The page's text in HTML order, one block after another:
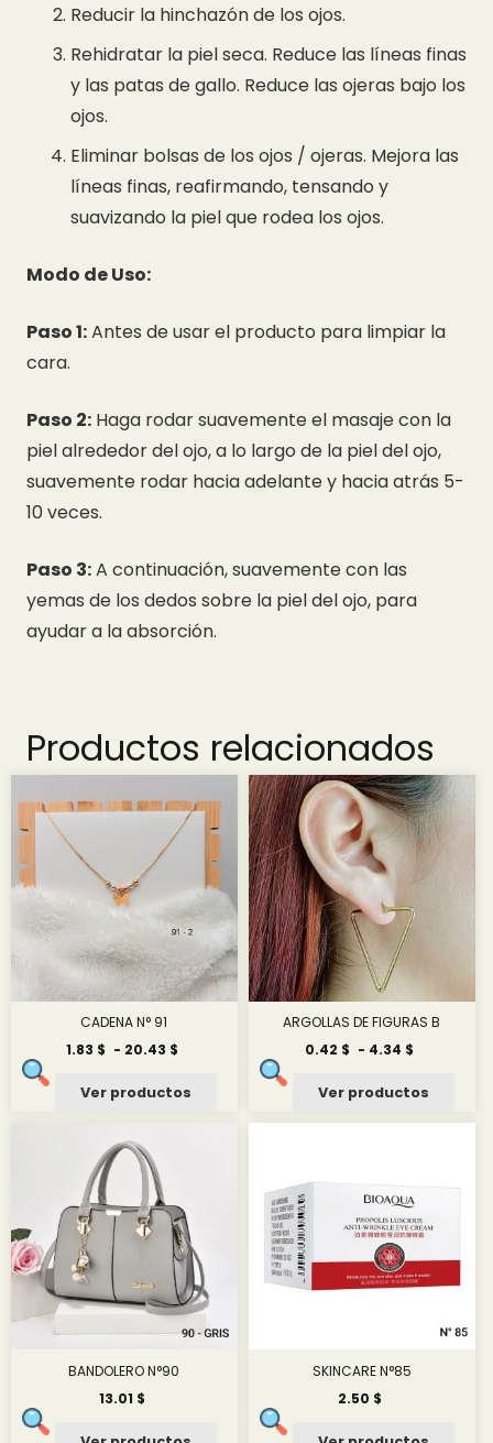
Reducir la hinchazón de los ojos.
Rehidratar la piel seca. Reduce las líneas finas
y las patas de gallo. Reduce las ojeras bajo los
ojos.
Eliminar bolsas de los ojos / ojeras. Mejora las
líneas finas, reafirmando, tensando y
suavizando la piel que rodea los ojos.
Modo de Uso:
Paso 1:Antes de usar el producto para limpiar la
cara.
Paso 2: Haga rodar suavemente el masaje con la
piel alrededor del ojo, a lo largo de la piel del ojo,
suavemente rodar hacia adelante y hacia atrás 5-
10 veces.
Paso 3:A continuación, suavemente con las
yemas de los dedos sobre la piel del ojo, para
ayudar a la absorción.
Productos relacionados
CADENA N° 91
1.83 $ - 20.43 $
desde
Ver productos
ARGOLLAS DE FIGURAS B
0.42 $ - 4.34 $
desde
0.42 $
Ver productos
BANDOLERO N°90
13.01 $
SKINCARE N°85
2.50 $